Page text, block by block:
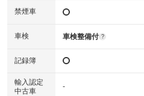
詳細は各販売店へお問い合わせ下さい。
禁煙車
車検 車検整備付 ?
記録簿
輸入認定
中古車
-